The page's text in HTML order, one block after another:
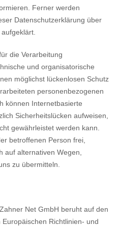
Ferner werden
Datenschutzerklärung über
die Verarbeitung
und organisatorische
möglichst lückenlosen Schutz
personenbezogenen
können Internetbasierte
Sicherheitslücken aufweisen,
gewährleistet werden kann.
betroffenen Person frei,
auf alternativen Wegen,
zu übermitteln.
Net GmbH beruht auf den
Richtlinien- und